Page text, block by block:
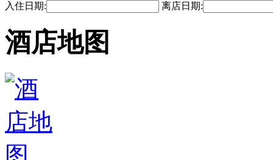
入住日期: 离店日期:
酒店地图